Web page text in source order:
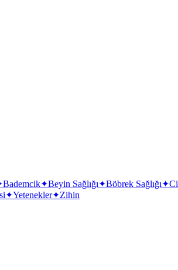
Bademcik✦Beyin Sağlığı✦Böbrek Sağlığı✦
✦Yetenekler✦Zihin